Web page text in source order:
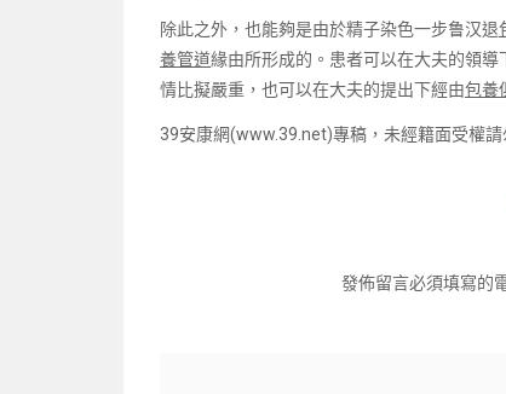
除此之外，也能夠是由於精子染色一步鲁汉退
養管道緣由所形成的。患者可以在大夫的領
情比擬嚴重，也可以在大夫的提出下經由包養
39安康網(www.39.net)專稿，未經籍面受權請
發佈留言必須填寫的